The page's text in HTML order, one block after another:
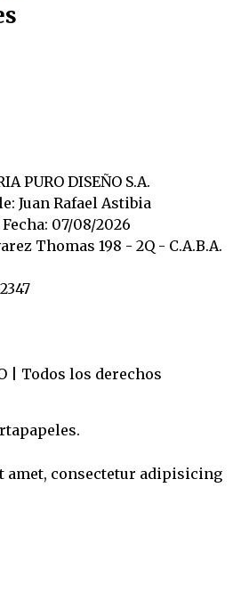
PURO DISEÑO S.A.
Juan Rafael Astibia
07/08/2026
Thomas 198 - 2Q - C.A.B.A.
| Todos los derechos
amet, consectetur adipisicing